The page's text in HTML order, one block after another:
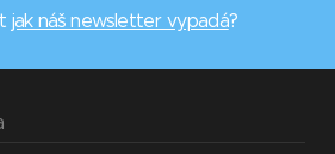
jak náš newsletter vypadá?